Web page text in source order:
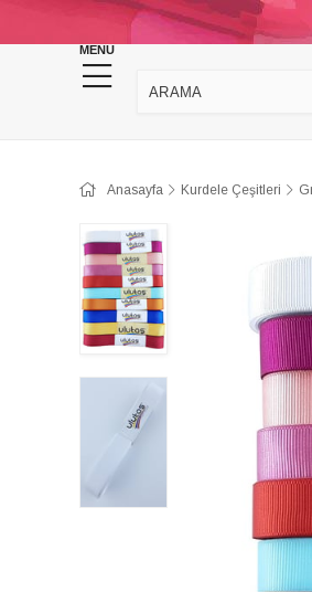
MENU
KINA DÜĞÜN
Anasayfa Kurdele Çeşitleri